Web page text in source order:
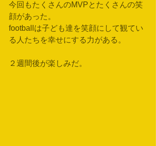
今回もたくさんのMVPとたくさんの笑
顔があった。
footballは子ども達を笑顔にして観てい
る人たちを幸せにする力がある。
２週間後が楽しみだ。